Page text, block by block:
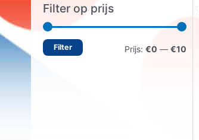
k
e
n
Filter op prijs
Filter Prijs: €0 — €10